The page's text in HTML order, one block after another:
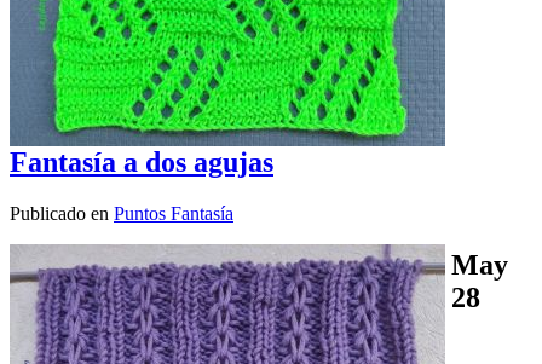
Fantasía a dos agujas
Publicado en Puntos Fantasía
May
28